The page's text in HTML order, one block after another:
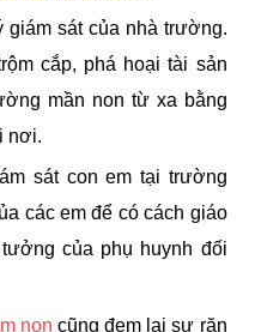
giám sát của nhà trường.
cắp, phá hoại tài sản
mần non từ xa bằng
nơi.
sát con em tại trường
các em để có cách giáo
của phụ huynh đối
non cũng đem lại sự răn